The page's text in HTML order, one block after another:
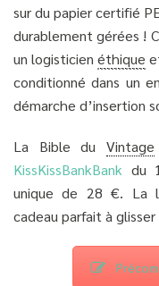
sur du papier certifié
durablement gérées !
un logisticienéthique
conditionné dans un
démarche d’insertion
La Bible du Vintage
KissKissBankBank du
unique de 28 €. La
cadeau parfait à glisser